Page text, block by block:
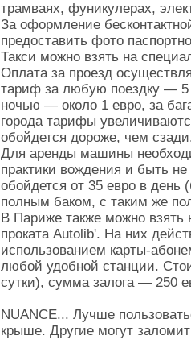
трамваях, фуникулерах,
За оформление
предоставить фото
Такси можно взять на
Оплата за проезд
тариф за любую поездку — 5
ночью — около 1 евро, за
города тарифы
обойдется дороже, чем
Для аренды машины
практики вождения и быть
обойдется от 35 евро в
полным баком, с таким же
В Париже также можно взять
проката Autolib'. На них
использованием карты-
любой удобной станции.
сутки), сумма залога — 250
NUANCE... Лучше
крыше. Другие могут